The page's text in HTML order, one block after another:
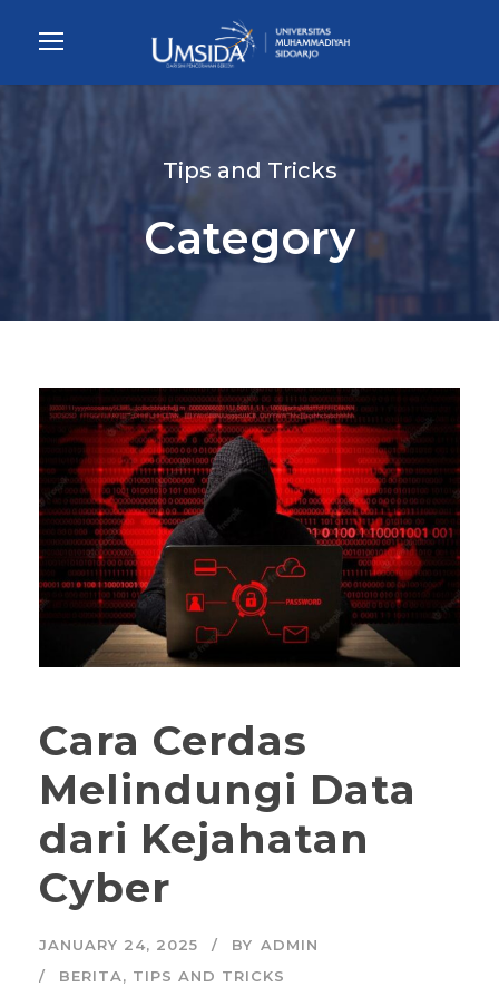
Tips and Tricks
Category
Cara Cerdas
Melindungi Data
dari Kejahatan
Cyber
JANUARY 24, 2025 BY ADMIN
BERITA, TIPS AND TRICKS